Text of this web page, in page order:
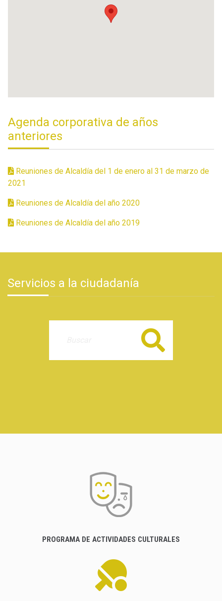
Agenda corporativa de años
anteriores
Reuniones de Alcaldía del 1 de enero al 31 de marzo de
2021
Reuniones de Alcaldía del año 2020
Reuniones de Alcaldía del año 2019
Servicios a la ciudadanía
Buscar
PROGRAMA DE ACTIVIDADES CULTURALES